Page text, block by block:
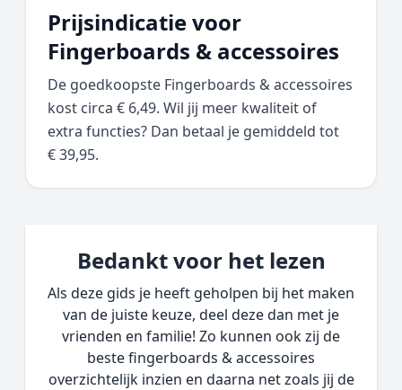
Prijsindicatie voor
Fingerboards & accessoires
De goedkoopste Fingerboards & accessoires
kost circa € 6,49. Wil jij meer kwaliteit of
extra functies? Dan betaal je gemiddeld tot
€ 39,95.
Bedankt voor het lezen
Als deze gids je heeft geholpen bij het maken
van de juiste keuze, deel deze dan met je
vrienden en familie! Zo kunnen ook zij de
beste fingerboards & accessoires
overzichtelijk inzien en daarna net zoals jij de